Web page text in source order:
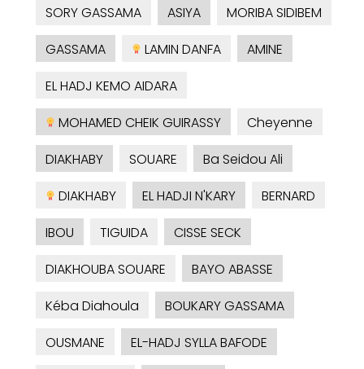
SORY GASSAMA ASIYA
MORIBA SIDIBEM
GASSAMA
LAMIN DANFA
AMINE
EL HADJ KEMO AIDARA
MOHAMED CHEIK GUIRASSY
Cheyenne
DIAKHABY
SOUARE
Ba Seidou Ali
DIAKHABY
EL HADJI N'KARY
BERNARD
IBOU
TIGUIDA
CISSE SECK
DIAKHOUBA SOUARE
BAYO ABASSE
Kéba Diahoula
BOUKARY GASSAMA
OUSMANE
EL-HADJ SYLLA BAFODE